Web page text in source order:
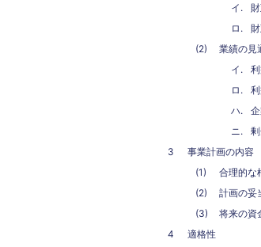
業績の見
事業計画の内容
合理的な
計画の妥
将来の資
適格性